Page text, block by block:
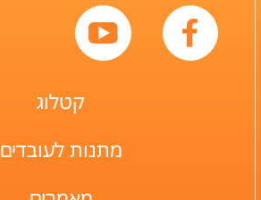
קטלוג
מתנות לעובדים